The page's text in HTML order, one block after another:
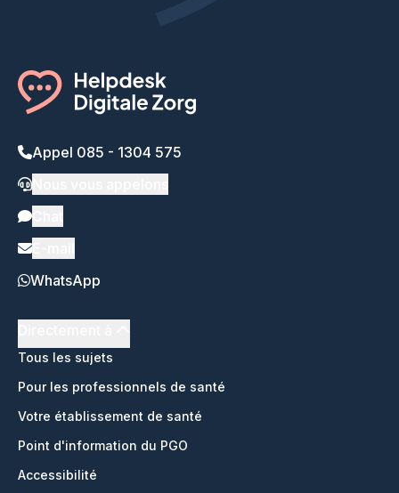
Appel 085 - 1304 575
WhatsApp
Tous les sujets
Pour les professionnels de santé
Votre établissement de santé
Point d'information du PGO
Accessibilité